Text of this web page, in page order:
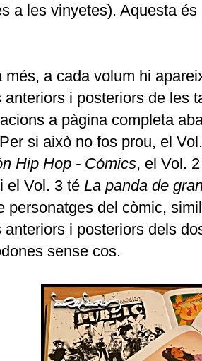
a les vinyetes). Aquesta
més, a cada volum hi
anteriors i posteriors de les
a pàgina completa
si això no fos prou, el
Hip Hop - Cómics, el Vol.
i el Vol. 3 té La panda de
personatges del còmic,
anteriors i posteriors dels
sense cos.